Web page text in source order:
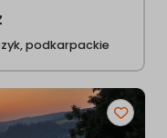
podkarpackie